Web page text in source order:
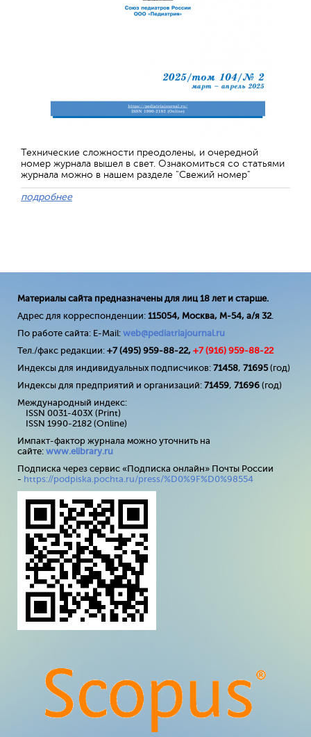
Технические сложности преодолены, и очередной
номер журнала вышел в свет. Ознакомиться со статьями
журнала можно в нашем разделе "Свежий номер"
подробнее
Материалы сайта предназначены для лиц 18 лет и старше.
Адрес для корреспонденции: 115054, Москва, М-54, а/я 32.
По работе сайта: E-Mail: web@pediatriajournal.ru
Тел./факс редакции: +7 (495) 959-88-22, +7 (916) 959-88-22
Индексы для индивидуальных подписчиков: 71458, 71695(год)
Индексы для предприятий и организаций: 71459, 71696 (год)
Международный индекс:
ISSN 0031-403X (Print)
ISSN 1990-2182 (Online)
Импакт-фактор журнала можно уточнить на
сайте: www.elibrary.ru
Подписка через сервис «Подписка онлайн» Почты России
- https://podpiska.pochta.ru/press/%D0%9F%D0%98554